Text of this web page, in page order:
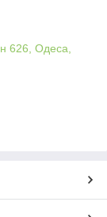
626, Одеса,